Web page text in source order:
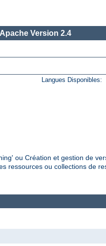
Version 2.4
Langues Disponibles:
ou Création et gestion de
ressources ou collections de